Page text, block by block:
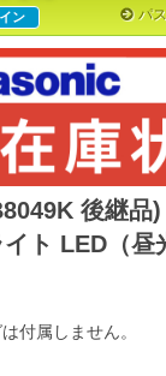
ン パ
付属しません。
後継品
イト LED（